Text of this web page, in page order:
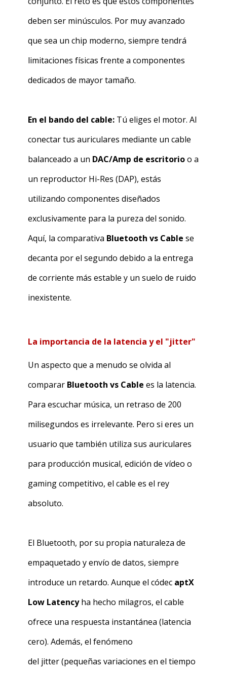
deben ser minúsculos. Por muy avanzado
que sea un chip moderno, siempre tendrá
limitaciones físicas frente a componentes
dedicados de mayor tamaño.
En el bando del cable: Tú eliges el motor. Al
conectar tus auriculares mediante un cable
balanceado a un DAC/Amp de escritorioo a
un reproductor Hi-Res (DAP), estás
utilizando componentes diseñados
exclusivamente para la pureza del sonido.
Aquí, la comparativa Bluetooth vs Cable se
decanta por el segundo debido a la entrega
de corriente más estable y un suelo de ruido
inexistente.
La importancia de la latencia y el "jitter"
Un aspecto que a menudo se olvida al
comparar Bluetooth vs Cable es la latencia.
Para escuchar música, un retraso de 200
milisegundos es irrelevante. Pero si eres un
usuario que también utiliza sus auriculares
para producción musical, edición de vídeo o
gaming competitivo, el cable es el rey
absoluto.
El Bluetooth, por su propia naturaleza de
empaquetado y envío de datos, siempre
introduce un retardo. Aunque el códec aptX
Low Latencyha hecho milagros, el cable
ofrece una respuesta instantánea (latencia
cero). Además, el fenómeno
del jitter(pequeñas variaciones en el tiempo